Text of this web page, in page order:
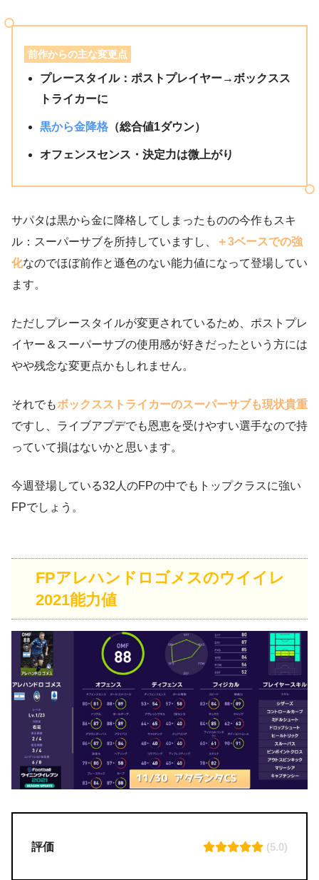
前作からの主な変更点
プレースタイル：ポストプレイヤー→ボックスス
トライカーに
黒から金降格 （総合値1ダウン）
オフェンスセンス・決定力は微上がり
サパタは黒から金に降格してしまったものの今作もスキ
ル：スーパーサブを所持していますし、
＋3ベースでの強
化なのでほぼ前作と遜色のない能力値になって登場してい
ます。
ただしプレースタイルが変更されているため、ポストプレ
イヤー＆スーパーサブの使用感が好きだったという方には
やや残念な変更点かもしれません。
それでもボックスストライカーのスーパーサブも現状貴重
ですし、ライブアプデでも恩恵を受けやすい選手なので持
っていて損はないかと思います。
今週登場している32人のFPの中でもトップクラスに強い
FPでしょう。
FPアレハンドロゴメスのウイイレ
2021能力値
評価 (5.0)